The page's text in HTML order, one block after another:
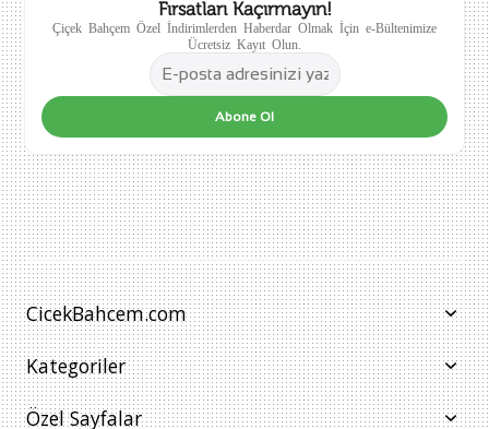
Fırsatları Kaçırmayın!
Çiçek Bahçem Özel İndirimlerden Haberdar Olmak İçin e-Bültenimize
Ücretsiz Kayıt Olun.
Abone Ol
CicekBahcem.com
Kategoriler
Özel Sayfalar